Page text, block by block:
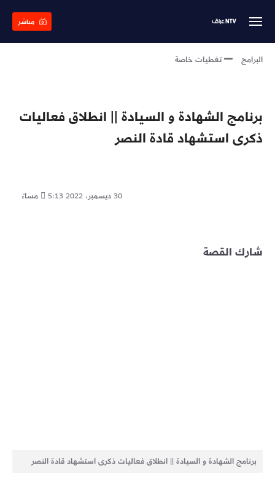
main
مباشر
البرامج تغطيات خاصة
برنامج الشهادة و السيادة || انطلاق فعاليات
ذكرى استشهاد قادة النصر
30 ديسمبر، 2022 5:13 مساءً
شارك القصة
برنامج الشهادة و السيادة || انطلاق فعاليات ذكرى استشهاد قادة النصر